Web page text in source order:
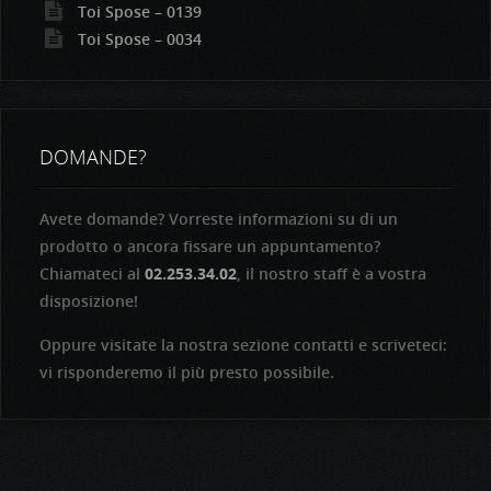
Toi Spose – 0139
Toi Spose – 0034
DOMANDE?
Avete domande? Vorreste informazioni su di un
prodotto o ancora fissare un appuntamento?
Chiamateci al 02.253.34.02, il nostro staff è a vostra
disposizione!
Oppure visitate la nostra sezione contatti e scriveteci:
vi risponderemo il più presto possibile.